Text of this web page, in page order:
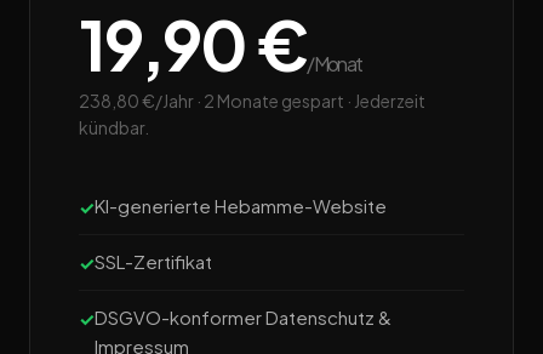
19,90 €/Monat
238,80 €/Jahr · 2 Monate gespart · Jederzeit
kündbar.
KI-generierte Hebamme-Website
SSL-Zertifikat
DSGVO-konformer Datenschutz &
Impressum